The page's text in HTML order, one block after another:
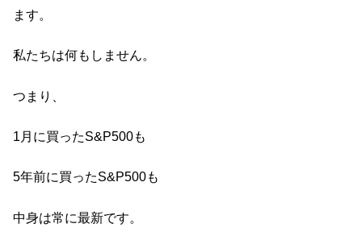
ます。
私たちは何もしません。
つまり、
1月に買ったS&P500も
5年前に買ったS&P500も
中身は常に最新です。